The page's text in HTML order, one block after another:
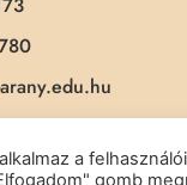
Kinga
a
gomb